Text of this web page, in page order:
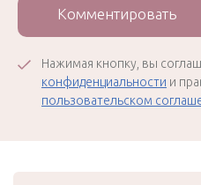
Комментировать
Нажимая кнопку, вы
конфиденциальности и
пользовательском